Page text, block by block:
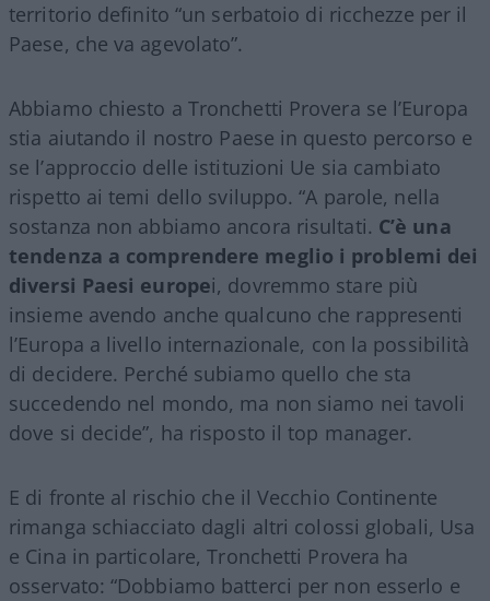
territorio definito “un serbatoio di ricchezze per il
Paese, che va agevolato”.
Abbiamo chiesto a Tronchetti Provera se l’Europa
stia aiutando il nostro Paese in questo percorso e
se l’approccio delle istituzioni Ue sia cambiato
rispetto ai temi dello sviluppo. “A parole, nella
sostanza non abbiamo ancora risultati. C’è una
tendenza a comprendere meglio i problemi dei
diversi Paesi europei, dovremmo stare più
insieme avendo anche qualcuno che rappresenti
l’Europa a livello internazionale, con la possibilità
di decidere. Perché subiamo quello che sta
succedendo nel mondo, ma non siamo nei tavoli
dove si decide”, ha risposto il top manager.
E di fronte al rischio che il Vecchio Continente
rimanga schiacciato dagli altri colossi globali, Usa
e Cina in particolare, Tronchetti Provera ha
osservato: “Dobbiamo batterci per non esserlo e